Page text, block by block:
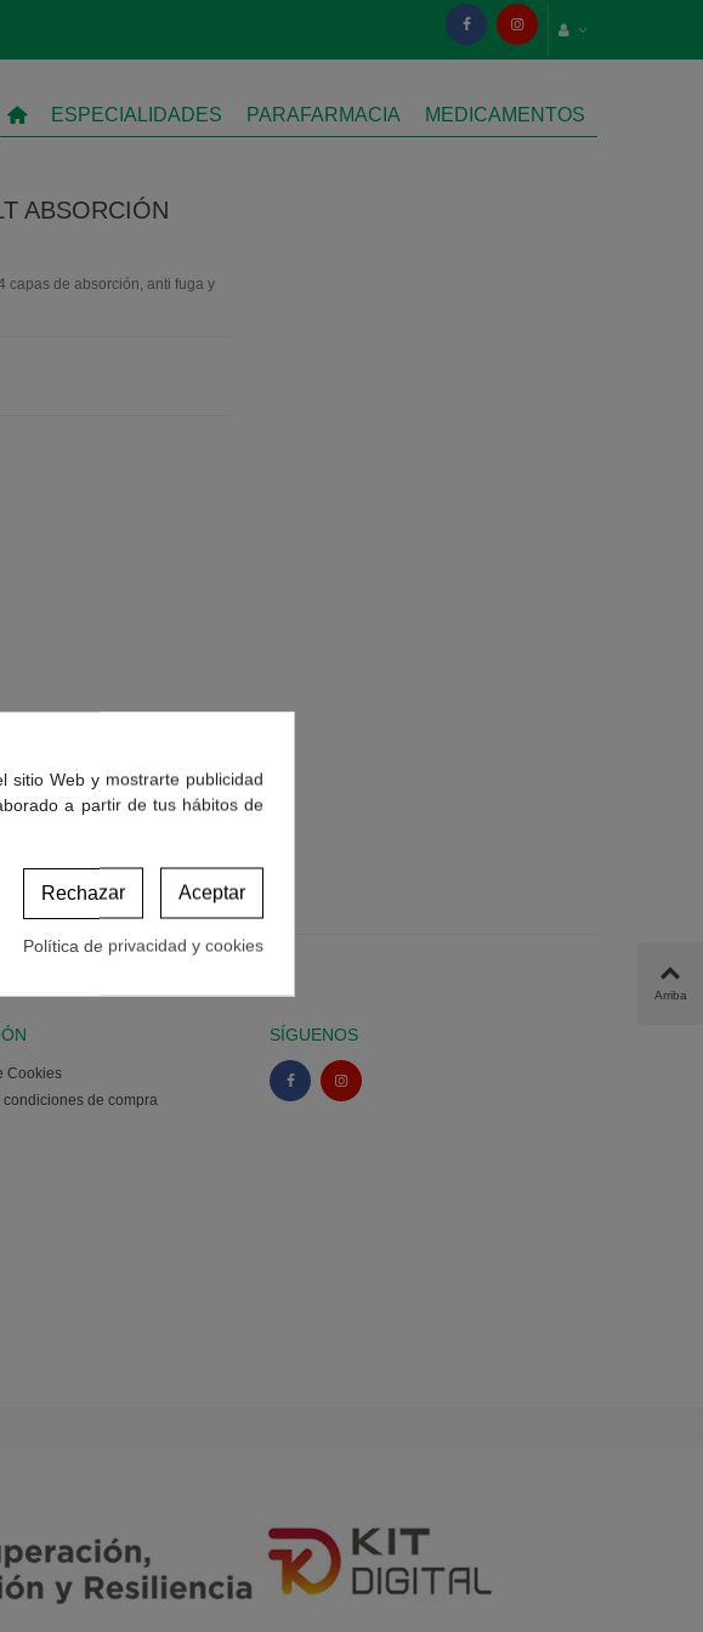
ESPECIALIDADES PARAFARMACIA MEDICAMENTOS
ABSORCIÓN
capas de absorción, anti fuga y
Cookies
condiciones de compra
SÍGUENOS
Arriba
sitio Web y mostrarte publicidad
a partir de tus hábitos de
Aceptar
Rechazar
Política de privacidad y cookies